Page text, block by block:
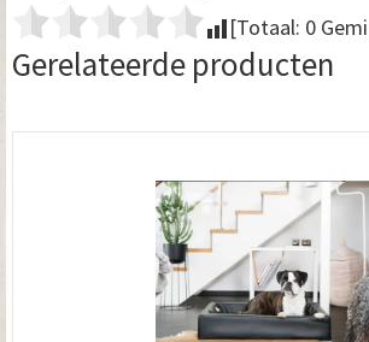
[Totaal: 0
Gerelateerde producten